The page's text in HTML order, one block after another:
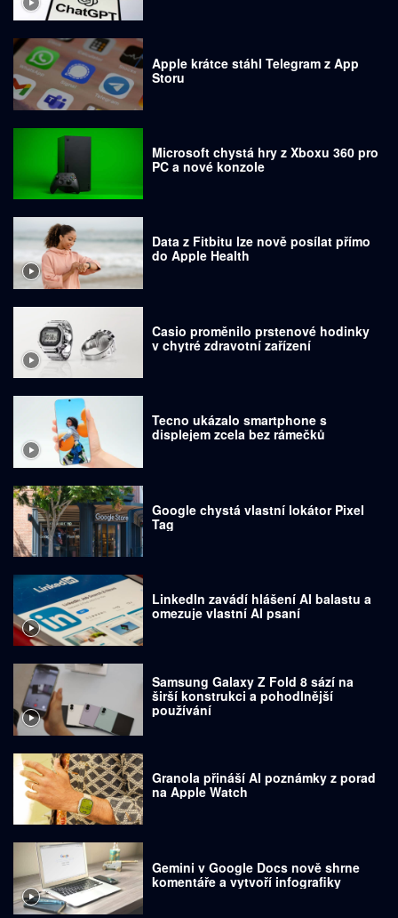
Apple krátce stáhl Telegram z App
Storu
Microsoft chystá hry z Xboxu 360 pro
PC a nové konzole
Data z Fitbitu lze nově posílat přímo
do Apple Health
Casio proměnilo prstenové hodinky
v chytré zdravotní zařízení
Tecno ukázalo smartphone s
displejem zcela bez rámečků
Google chystá vlastní lokátor Pixel
Tag
LinkedIn zavádí hlášení AI balastu a
omezuje vlastní AI psaní
Samsung Galaxy Z Fold 8 sází na
širší konstrukci a pohodlnější
používání
Granola přináší AI poznámky z porad
na Apple Watch
Gemini v Google Docs nově shrne
komentáře a vytvoří infografiky